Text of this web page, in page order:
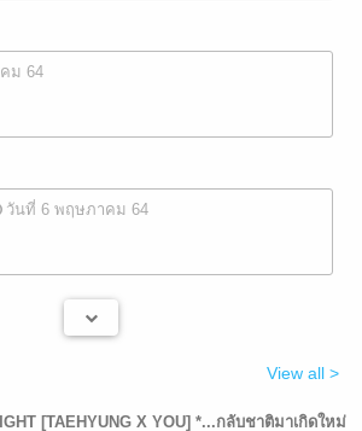
ม 64
วันที่ 6 พฤษภาคม 64
View all >
[TAEHYUNG X YOU] *...กลับชาติมาเกิดใหม่